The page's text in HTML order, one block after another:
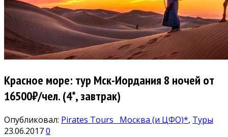
Красное море: тур Мск-Иордания 8 ночей от
16500₽/чел. (4*, завтрак)
Опубликовал: Pirates Tours Москва (и ЦФО)*, Туры
23.06.20170